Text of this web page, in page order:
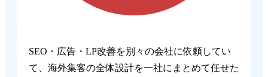
SEO・広告・LP改善を別々の会社に依頼してい
て、海外集客の全体設計を一社にまとめて任せた